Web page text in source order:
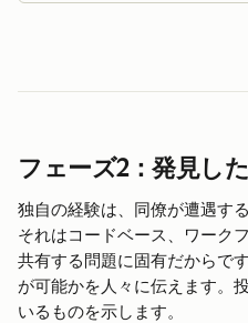
フェーズ2：発見し
独自の経験は、同僚が遭遇す
それはコードベース、ワーク
共有する問題に固有だからで
が可能かを人々に伝えます。
いるものを示します。